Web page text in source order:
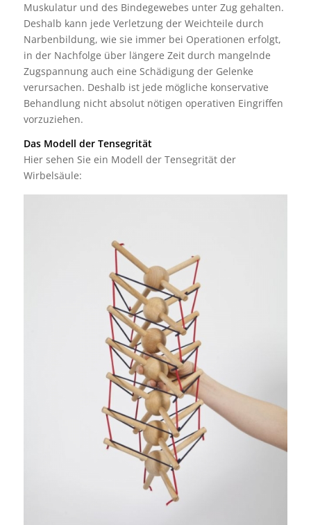
Muskulatur und des Bindegewebes unter Zug gehalten.
Deshalb kann jede Verletzung der Weichteile durch
Narbenbildung, wie sie immer bei Operationen erfolgt,
in der Nachfolge über längere Zeit durch mangelnde
Zugspannung auch eine Schädigung der Gelenke
verursachen. Deshalb ist jede mögliche konservative
Behandlung nicht absolut nötigen operativen Eingriffen
vorzuziehen.
Das Modell der Tensegrität
Hier sehen Sie ein Modell der Tensegrität der
Wirbelsäule: